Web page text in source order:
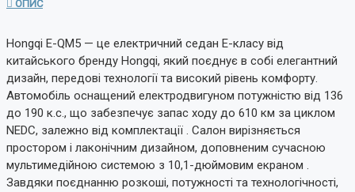
ОПИС
Hongqi E-QM5 — це електричний седан E-класу від
китайського бренду Hongqi, який поєднує в собі елегантний
дизайн, передові технології та високий рівень комфорту.
Автомобіль оснащений електродвигуном потужністю від 136
до 190 к.с., що забезпечує запас ходу до 610 км за циклом
NEDC, залежно від комплектації . Салон вирізняється
простором і лаконічним дизайном, доповненим сучасною
мультимедійною системою з 10,1-дюймовим екраном .
Завдяки поєднанню розкоші, потужності та технологічності,